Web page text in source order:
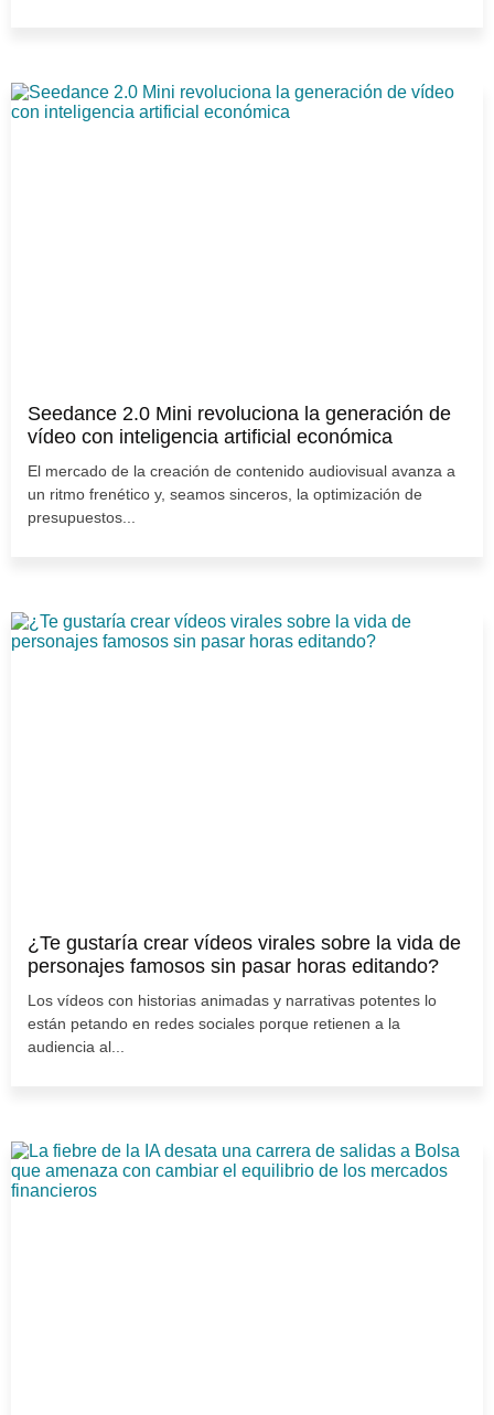
Seedance 2.0 Mini revoluciona la generación de
vídeo con inteligencia artificial económica
El mercado de la creación de contenido audiovisual avanza a
un ritmo frenético y, seamos sinceros, la optimización de
presupuestos...
¿Te gustaría crear vídeos virales sobre la vida de
personajes famosos sin pasar horas editando?
Los vídeos con historias animadas y narrativas potentes lo
están petando en redes sociales porque retienen a la
audiencia al...